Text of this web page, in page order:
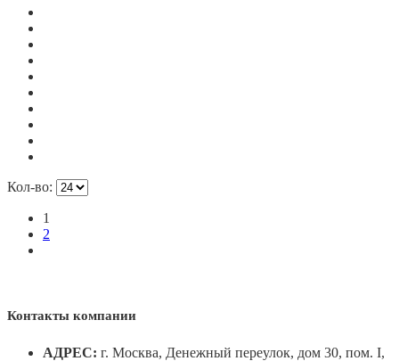
Кол-во:
1
2
Контакты компании
АДРЕС: г. Москва, Денежный переулок, дом 30, пом. I,